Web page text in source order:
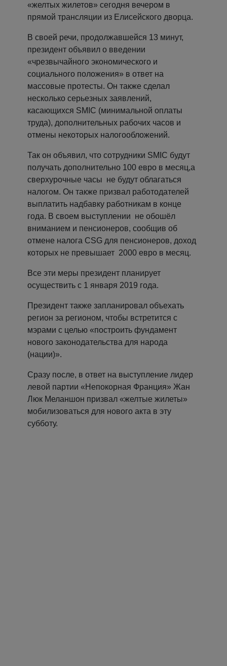
«желтых жилетов» сегодня вечером в
прямой трансляции из Елисейского дворца.
В своей речи, продолжавшейся 13 минут,
президент объявил о введении
«чрезвычайного экономического и
социального положения» в ответ на
массовые протесты. Он также сделал
несколько серьезных заявлений,
касающихся SMIC (минимальной оплаты
труда), дополнительных рабочих часов и
отмены некоторых налогообложений.
Так он объявил, что сотрудники SMIC будут
получать дополнительно 100 евро в месяц,а
сверхурочные часы не будут облагаться
налогом. Он также призвал работодателей
выплатить надбавку работникам в конце
года. В своем выступлении не обошёл
вниманием и пенсионеров, сообщив об
отмене налога CSG для пенсионеров, доход
которых не превышает 2000 евро в месяц.
Все эти меры президент планирует
осуществить с 1 января 2019 года.
Президент также запланировал объехать
регион за регионом, чтобы встретится с
мэрами с целью «построить фундамент
нового законодательства для народа
(нации)».
Сразу после, в ответ на выступление лидер
левой партии «Непокорная Франция» Жан
Люк Меланшон призвал «желтые жилеты»
мобилизоваться для нового акта в эту
субботу.